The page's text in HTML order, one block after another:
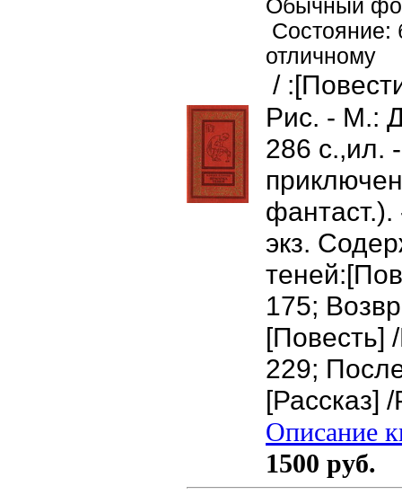
Обычный
Состояние:
отличному
/
Рис. - М.:
286 с.,ил.
фантаст.).
экз.
175;
[Повесть]
229;
[Рассказ]
Описание
1500 руб.